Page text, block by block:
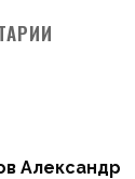
Александр